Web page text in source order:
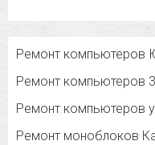
Ремонт компьютеров
Ремонт компьютеров
Ремонт компьютеров
Ремонт моноблоков